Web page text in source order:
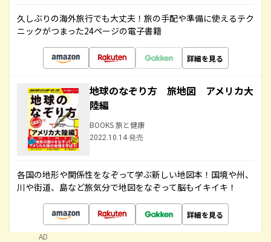
久しぶりの海外旅行でも大丈夫！旅の手配や準備に使えるテク
ニックがつまった24ページの電子書籍
詳細を見る
地球のなぞり方 旅地図 アメリカ大
陸編
BOOKS 旅と健康
2022.10.14 発売
各国の地形や関係性をなぞって学ぶ新しい地図本！国境や州、
川や街道、島など旅気分で地図をなぞって脳もイキイキ！
詳細を見る
AD